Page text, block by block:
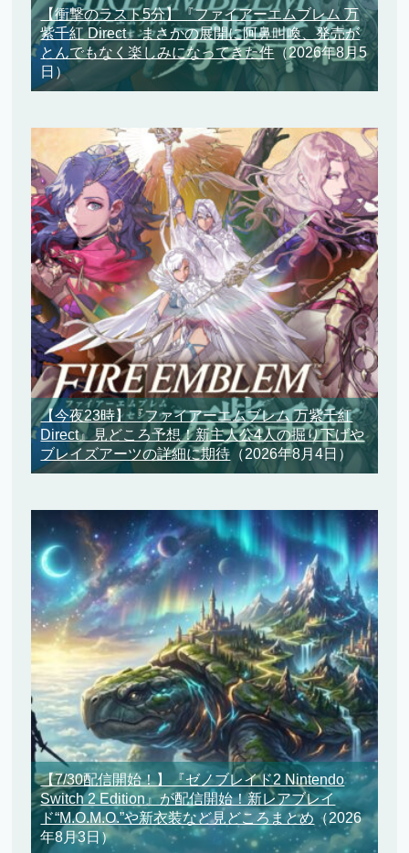
【衝撃のラスト5分】『ファイアーエムブレム 万
紫千紅 Direct』まさかの展開に阿鼻叫喚、発売が
とんでもなく楽しみになってきた件（2026年8月5
日）
【今夜23時】『ファイアーエムブレム 万紫千紅
Direct』見どころ予想！新主人公4人の掘り下げや
ブレイズアーツの詳細に期待（2026年8月4日）
【7/30配信開始！】『ゼノブレイド2 Nintendo
Switch 2 Edition』が配信開始！新レアブレイ
ド“M.O.M.O.”や新衣装など見どころまとめ（2026
年8月3日）